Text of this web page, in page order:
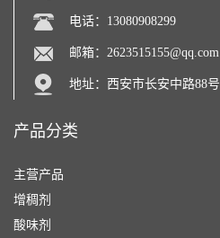
电话：13080908299
邮箱： 2623515155@qq.com
地址：西安市长安中路88号
产品分类
主营产品
增稠剂
酸味剂